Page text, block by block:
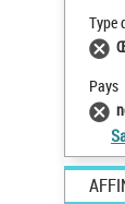
Type
Pays